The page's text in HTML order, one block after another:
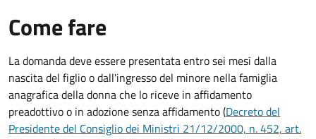
Come fare
La domanda deve essere presentataentro sei mesi dalla
nascita del figlio o dall'ingresso del minore nella famiglia
anagrafica della donna che lo riceve in affidamento
preadottivo o in adozione senza affidamento (Decreto del
Presidente del Consiglio dei Ministri 21/12/2000, n. 452, art.